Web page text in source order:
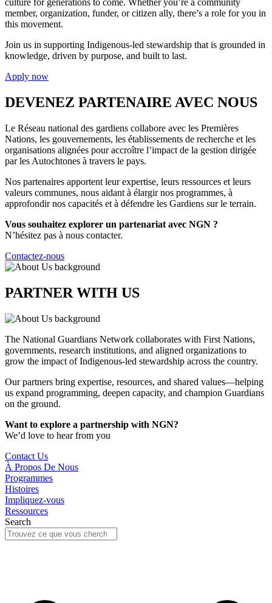
culture for generations to come. Whether you’re a community
member, organization, funder, or citizen ally, there’s a role for you in
this movement.
Join us in supporting Indigenous-led stewardship that is grounded in
knowledge, driven by purpose, and built to last.
Apply now
DEVENEZ PARTENAIRE AVEC NOUS
Le Réseau national des gardiens collabore avec les Premières
Nations, les gouvernements, les établissements de recherche et les
organisations alignées pour accroître l’impact de la gestion dirigée
par les Autochtones à travers le pays.
Nos partenaires apportent leur expertise, leurs ressources et leurs
valeurs communes, nous aidant à élargir nos programmes, à
approfondir nos capacités et à défendre les Gardiens sur le terrain.
Vous souhaitez explorer un partenariat avec NGN ?
N’hésitez pas à nous contacter.
Contactez-nous
PARTNER WITH US
The National Guardians Network collaborates with First Nations,
governments, research institutions, and aligned organizations to
grow the impact of Indigenous-led stewardship across the country.
Our partners bring expertise, resources, and shared values—helping
us expand programming, deepen capacity, and champion Guardians
on the ground.
Want to explore a partnership with NGN?
We’d love to hear from you
Contact Us
À Propos De Nous
Programmes
Histoires
Impliquez-vous
Ressources
Search